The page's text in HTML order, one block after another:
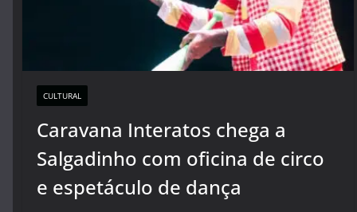
CULTURAL
Caravana Interatos chega a
Salgadinho com oficina de circo
e espetáculo de dança